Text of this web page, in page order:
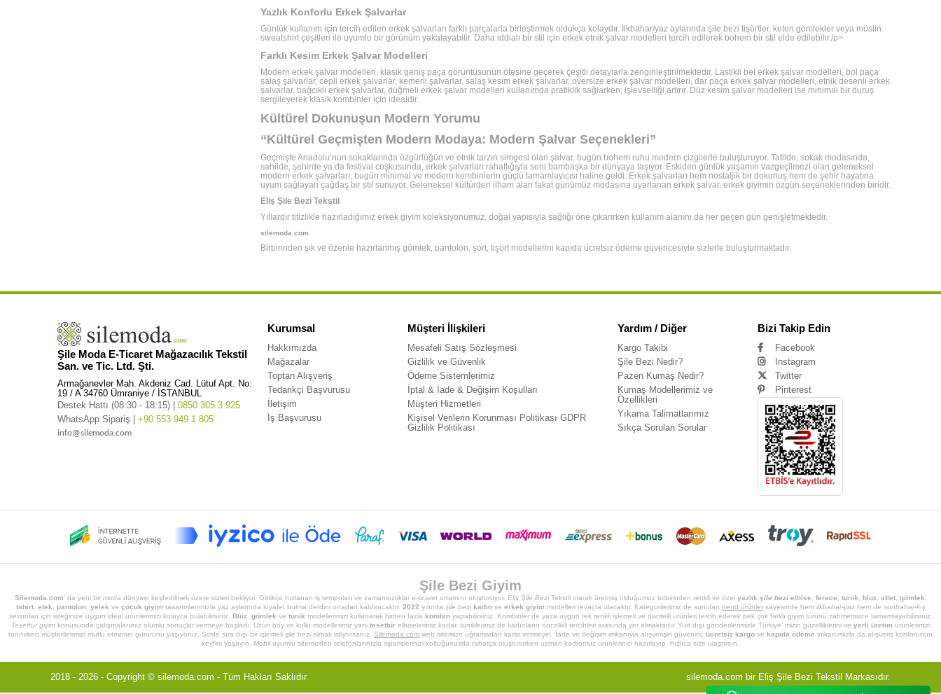
Yazlık Konforlu Erkek Şalvarlar
Günlük kullanım için tercih edilen erkek şalvarları farklı parçalarla birleştirmek oldukça kolaydır. İlkbahar/yaz aylarında şile bezi tişörtler, keten gömlekler veya müslin
sweatshirt çeşitleri ile uyumlu bir görünüm yakalayabilir. Daha iddialı bir stil için erkek etnik şalvar modelleri tercih edilerek bohem bir stil elde edilebilir./p>
Farklı Kesim Erkek Şalvar Modelleri
Modern erkek şalvar modelleri, klasik geniş paça görüntüsünün ötesine geçerek çeşitli detaylarla zenginleştirilmektedir. Lastikli bel erkek şalvar modelleri, bol paça
salaş şalvarlar, cepli erkek şalvarlar, kemerli şalvarlar, salaş kesim erkek şalvarlar, oversize erkek şalvar modelleri, dar paça erkek şalvar modelleri, etnik desenli erkek
şalvarlar, bağcıklı erkek şalvarlar, düğmeli erkek şalvar modelleri kullanımda pratiklik sağlarken; işlevselliği artırır. Düz kesim şalvar modelleri ise minimal bir duruş
sergileyerek klasik kombinler için idealdir.
Kültürel Dokunuşun Modern Yorumu
“Kültürel Geçmişten Modern Modaya: Modern Şalvar Seçenekleri”
Geçmişte Anadolu’nun sokaklarında özgürlüğün ve etnik tarzın simgesi olan şalvar, bugün bohem ruhu modern çizgilerle buluşturuyor. Tatilde, sokak modasında,
sahilde, şehirde ya da festival coşkusunda, erkek şalvarları rahatlığıyla seni bambaşka bir dünyaya taşıyor. Eskiden günlük yaşamın vazgeçilmezi olan geleneksel
modern erkek şalvarları, bugün minimal ve modern kombinlerin güçlü tamamlayıcısı haline geldi. Erkek şalvarları hem nostaljik bir dokunuş hem de şehir hayatına
uyum sağlayan çağdaş bir stil sunuyor. Geleneksel kültürden ilham alan fakat günümüz modasına uyarlanan erkek şalvar, erkek giyimin özgün seçeneklerinden biridir.
Eliş Şile Bezi Tekstil
Yıllardır titizlikle hazırladığımız erkek giyim koleksiyonumuz, doğal yapısıyla sağlığı öne çıkarırken kullanım alanını da her geçen gün genişletmektedir.
silemoda.com
Birbirinden şık ve özenle hazırlanmış gömlek, pantolon, şort, tişört modellerini kapıda ücretsiz ödeme güvencesiyle sizlerle buluşturmaktadır.
Şile Moda E-Ticaret Mağazacılık Tekstil
San. ve Tic. Ltd. Şti.
Armağanevler Mah. Akdeniz Cad. Lütuf Apt. No:
19 / A 34760 Ümraniye / İSTANBUL
Destek Hattı (08:30 - 18:15) | 0850 305 3 925
WhatsApp Sipariş | +90 553 949 1 805
info@silemoda.com
Kurumsal
Hakkımızda
Mağazalar
Toptan Alışveriş
Tedarikçi Başvurusu
İletişim
İş Başvurusu
Müşteri İlişkileri
Mesafeli Satış Sözleşmesi
Gizlilik ve Güvenlik
Ödeme Sistemlerimiz
İptal & İade & Değişim Koşulları
Müşteri Hizmetleri
Kişisel Verilerin Korunması Politikası GDPR
Gizlilik Politikası
Yardım / Diğer
Kargo Takibi
Şile Bezi Nedir?
Pazen Kumaş Nedir?
Kumaş Modellerimiz ve
Özellikleri
Yıkama Talimatlarımız
Sıkça Sorulan Sorular
Bizi Takip Edin
Facebook
Instagram
Twitter
Pinterest
Şile Bezi Giyim
Silemoda.com’ da yeni bir moda dünyası keşfedilmek üzere sizleri bekliyor. Gittikçe hızlanan iş tempoları ve zamansızlıklar e-ticaret ortamını oluşturuyor. Eliş Şile BeziTekstil olarak üretmiş olduğumuz birbirinden renkli ve özel yazlık şile bezi elbise ferace tunik bluz, atlet, gömlek
tshirt, etek pantolon, yelek ve çocuk giyim tasarımlarımızla yaz aylarında kıyafet bulma derdini ortadan kaldıracaktır. 2022 yılında şile bezi kadın ve erkek giyim modelleri revaçta olacaktır. Kategorilerimiz de sunulan trend ürünlersayesinde hem ilkbahar-yaz hem de sonbahar-kış
sezonları için isteğinize uygun ideal ürünlerimizi kolayca bulabilirsiniz. Bluz, gömlek ve tunik modellerimizi kullanarak birden fazla kombinyapabilirsiniz. Kombinler de yaza uygun tek renkli işlemeli ve dantelli ürünleri tercih ederek pek çok farklı giyim türünü zahmetsizce tamamlayabilirsiniz.
Tesettür giyimkonusunda çalışmalarımız olumlu sonuçlar vermeye başladı. Uzun boy ve kollu modellerimiz yani tesettür elbiselerimiz kadar, tuniklerimiz de kadınların öncelikli tercihleri arasında yer almaktadır. Yurt dışı gönderilerimizle Türkiye’ mizin güzelliklerini ve yerli üretim ürünlerimizi
tanıtırken müşterilerimizi mutlu etmenin gururunu yaşıyoruz. Sizde sıra dışı bir işlemeli şile bezi almak istiyorsanız. Silemoda.com web sitemize uğramadan karar vermeyin. İade ve değişim imkanıyla alışverişin güvenini, ücretsiz kargo ve kapıda ödeme imkanımızla da alışveriş konforunun
keyfini yaşayın. Mobiluyumlu sitemizden telefonlarınızla siparişlerinizi koltuğunuzda rahatça oluştururken uzman kadromuz ürünlerinizi hazırlayıp, hızlıca size ulaştırsın.
2018 - 2026 - Copyright © silemoda.com - Tüm Hakları Saklıdır silemoda.com bir Eliş Şile Bezi Tekstil Markasıdır.